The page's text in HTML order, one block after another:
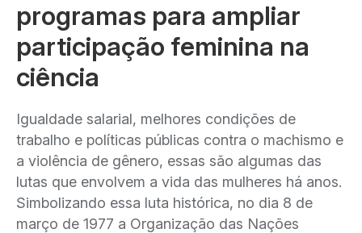
programas para ampliar
participação feminina na
ciência
Igualdade salarial, melhores condições de
trabalho e políticas públicas contra o machismo e
a violência de gênero, essas são algumas das
lutas que envolvem a vida das mulheres há anos.
Simbolizando essa luta histórica, no dia 8 de
março de 1977 a Organização das Nações